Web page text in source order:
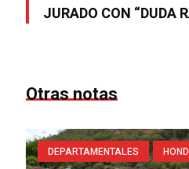
JURADO CON “DUDA
Otras notas
DEPARTAMENTALES